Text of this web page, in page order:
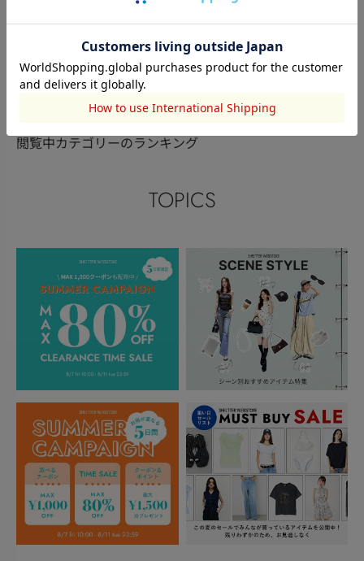
大神田周
舟橋 諒
舟橋 諒
このアイテムを見た人がチェックしている商品
閲覧中カテゴリーのランキング
TOPICS